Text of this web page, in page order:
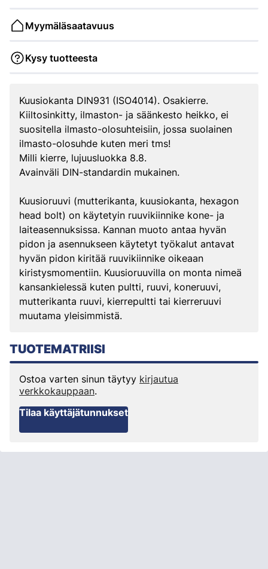
Myymäläsaatavuus
Kysy tuotteesta
Kuusiokanta DIN931 (ISO4014). Osakierre.
Kiiltosinkitty, ilmaston- ja säänkesto heikko, ei
suositella ilmasto-olosuhteisiin, jossa suolainen
ilmasto-olosuhde kuten meri tms!
Milli kierre, lujuusluokka 8.8.
Avainväli DIN-standardin mukainen.
Kuusioruuvi (mutterikanta, kuusiokanta, hexagon
head bolt) on käytetyin ruuvikiinnike kone- ja
laiteasennuksissa. Kannan muoto antaa hyvän
pidon ja asennukseen käytetyt työkalut antavat
hyvän pidon kiritää ruuvikiinnike oikeaan
kiristysmomentiin. Kuusioruuvilla on monta nimeä
kansankielessä kuten pultti, ruuvi, koneruuvi,
mutterikanta ruuvi, kierrepultti tai kierreruuvi
muutama yleisimmistä.
TUOTEMATRIISI
Ostoa varten sinun täytyy kirjautua
verkkokauppaan.
Tilaa käyttäjätunnukset